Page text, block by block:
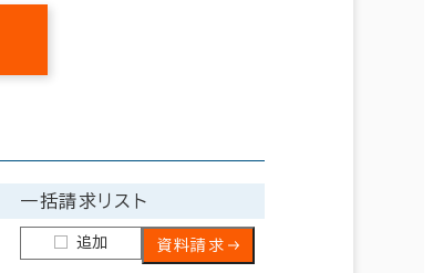
一括請求リスト
追加 資料請求